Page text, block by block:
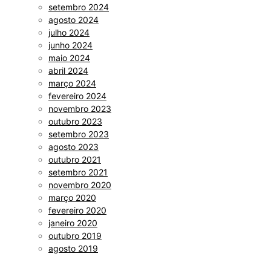
setembro 2024
agosto 2024
julho 2024
junho 2024
maio 2024
abril 2024
março 2024
fevereiro 2024
novembro 2023
outubro 2023
setembro 2023
agosto 2023
outubro 2021
setembro 2021
novembro 2020
março 2020
fevereiro 2020
janeiro 2020
outubro 2019
agosto 2019